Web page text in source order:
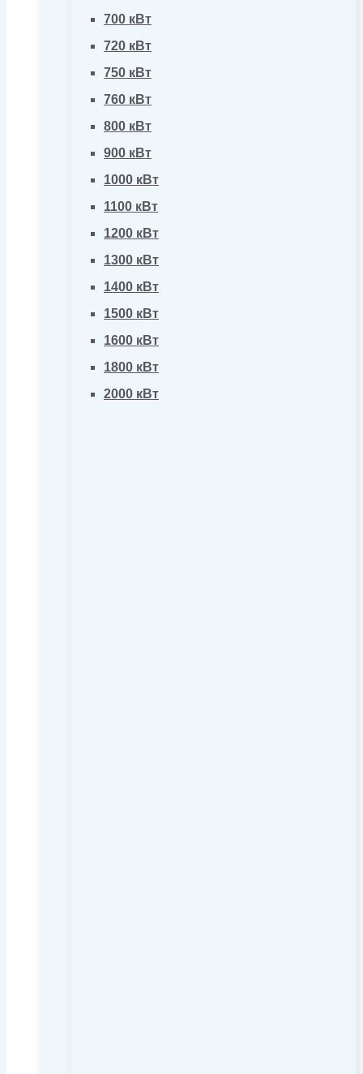
700 кВт
720 кВт
750 кВт
760 кВт
800 кВт
900 кВт
1000 кВт
1100 кВт
1200 кВт
1300 кВт
1400 кВт
1500 кВт
1600 кВт
1800 кВт
2000 кВт